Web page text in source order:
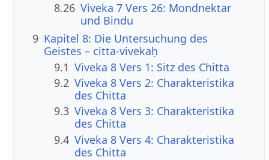
8.26 Viveka 7 Vers 26: Mondnektar
und Bindu
9 Kapitel 8: Die Untersuchung des
Geistes – citta-vivekaḥ
9.1 Viveka 8 Vers 1: Sitz des Chitta
9.2 Viveka 8 Vers 2: Charakteristika
des Chitta
9.3 Viveka 8 Vers 3: Charakteristika
des Chitta
9.4 Viveka 8 Vers 4: Charakteristika
des Chitta